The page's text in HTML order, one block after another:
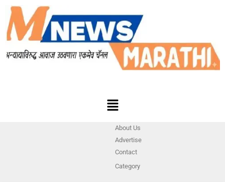
About Us
Advertise
Contact
Category